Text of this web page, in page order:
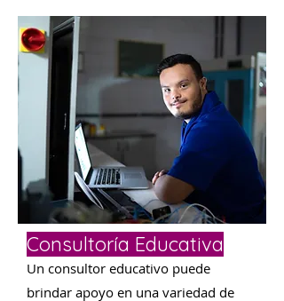
Consultoría Educativa
Un consultor educativo puede
brindar apoyo en una variedad de